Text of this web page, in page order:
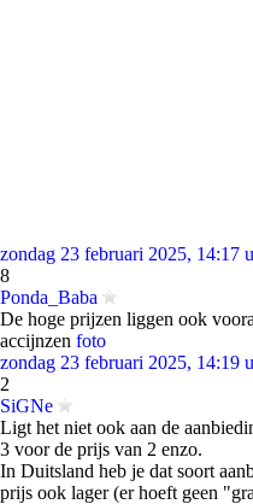
zondag 23 februari 2025, 14:17
8
Ponda_Baba
De hoge prijzen liggen ook
accijnzen foto
zondag 23 februari 2025, 14:19
2
SiGNe
Ligt het niet ook aan de
3 voor de prijs van 2 enzo.
In Duitsland heb je dat soort
prijs ook lager (er hoeft geen